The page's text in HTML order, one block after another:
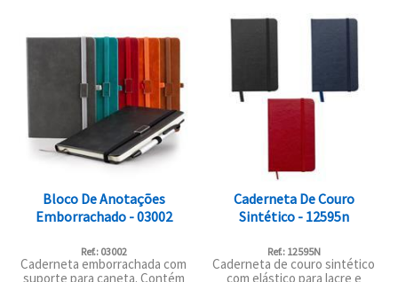
Bloco De Anotações
Emborrachado - 03002
Ref.: 03002
Caderneta emborrachada com
suporte para caneta. Contém
Caderneta De Couro
Sintético - 12595n
Ref.: 12595N
Caderneta de couro sintético
com elástico para lacre e